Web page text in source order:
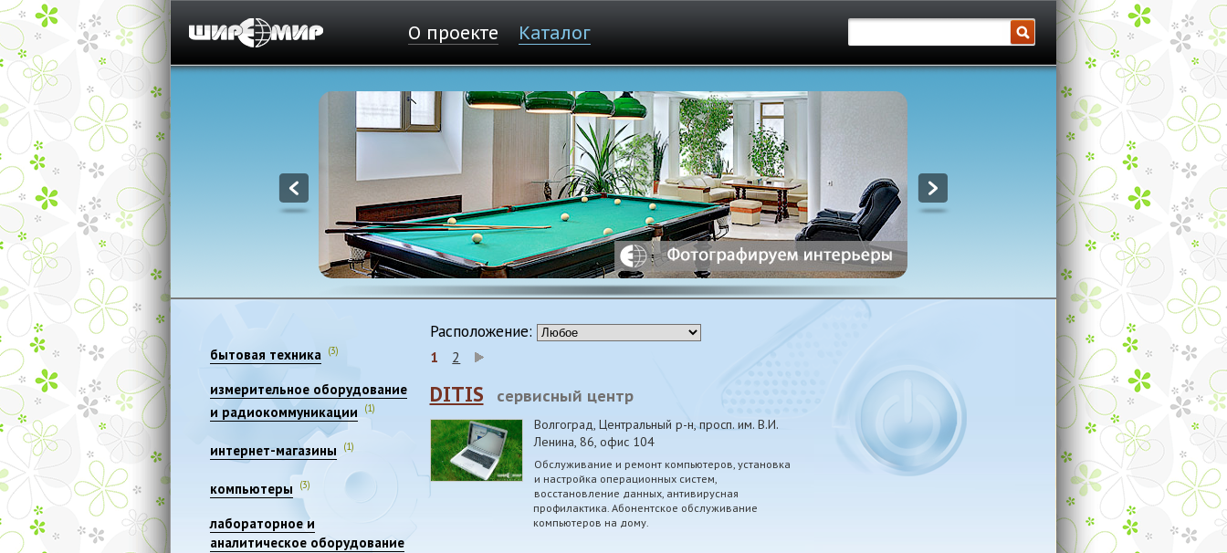
О проекте Каталог
1
бытовая техника (3)
измерительное оборудование
и радиокоммуникации
(1)
интернет-магазины (1)
компьютеры (3)
лабораторное и
аналитическое оборудование
Расположение:
1 2
DITIS сервисный центр
Волгоград, Центральный р-н,просп. им. В.И.
Ленина, 86, офис 104
Обслуживание и ремонт компьютеров, установка
и настройка операционных систем,
восстановление данных, антивирусная
профилактика. Абонентское обслуживание
компьютеров на дому.